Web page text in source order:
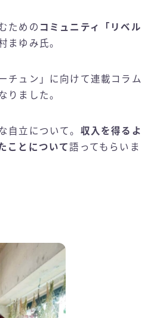
ための コミュニティ「リベル
まゆみ氏。
チュン」に向けて連載コラム
りました。
自立について。 収入を得るよ
ことについて語ってもらいま